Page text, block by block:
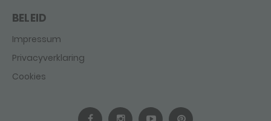
BELEID
Impressum
Privacyverklaring
Cookies